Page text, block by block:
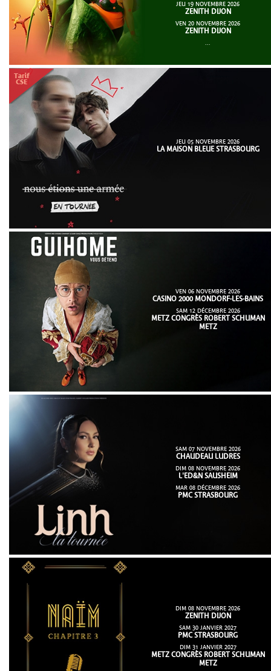
JEU 19 NOVEMBRE 2026
ZENITH DIJON
VEN 20 NOVEMBRE 2026
ZENITH DIJON
JEU 05 NOVEMBRE 2026
LA MAISON BLEUE STRASBOURG
VEN 06 NOVEMBRE 2026
CASINO 2000 MONDORF-LES-BAINS
SAM 12 DÉCEMBRE 2026
METZ CONGRÈS ROBERT SCHUMAN
METZ
SAM 07 NOVEMBRE 2026
CHAUDEAU LUDRES
DIM 08 NOVEMBRE 2026
L'ED&N SAUSHEIM
MAR 08 DÉCEMBRE 2026
PMC STRASBOURG
DIM 08 NOVEMBRE 2026
ZENITH DIJON
SAM 30 JANVIER 2027
PMC STRASBOURG
DIM 31 JANVIER 2027
METZ CONGRÈS ROBERT SCHUMAN
METZ